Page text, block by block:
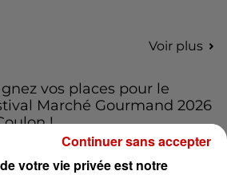
Voir plus
vos places pour le
Marché Gourmand 2026
!
votre vie privée est notre
Continuer sans accepter